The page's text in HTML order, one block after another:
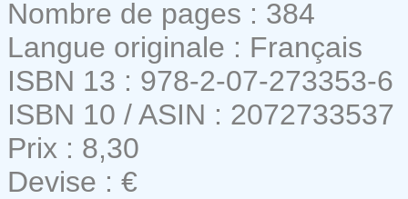
Nombre de pages : 384
Langue originale : Français
ISBN 13 : 978-2-07-273353-6
ISBN 10 / ASIN : 2072733537
Prix : 8,30
Devise : €